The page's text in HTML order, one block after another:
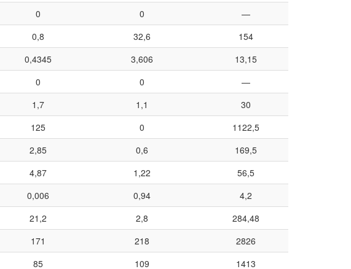
0 0
—
0,8 32,6
154
0,4345 3,606
13,15
0 0
—
1,7 1,1
30
125 0
1122,5
2,85 0,6
169,5
4,87 1,22
56,5
0,006 0,94
4,2
21,2 2,8
284,48
171 218
2826
85 109 1413